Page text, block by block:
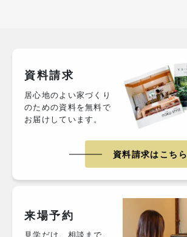
資料請求
居心地のよい家づくり
のための資料を無料で
お届けしています。
資料請求はこちら
来場予約
見学だけ、相談まで、